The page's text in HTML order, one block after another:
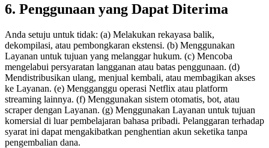
6. Penggunaan yang Dapat Diterima
Anda setuju untuk tidak: (a) Melakukan rekayasa balik,
dekompilasi, atau pembongkaran ekstensi. (b) Menggunakan
Layanan untuk tujuan yang melanggar hukum. (c) Mencoba
mengelabui persyaratan langganan atau batas penggunaan. (d)
Mendistribusikan ulang, menjual kembali, atau membagikan akses
ke Layanan. (e) Mengganggu operasi Netflix atau platform
streaming lainnya. (f) Menggunakan sistem otomatis, bot, atau
scraper dengan Layanan. (g) Menggunakan Layanan untuk tujuan
komersial di luar pembelajaran bahasa pribadi. Pelanggaran terhadap
syarat ini dapat mengakibatkan penghentian akun seketika tanpa
pengembalian dana.